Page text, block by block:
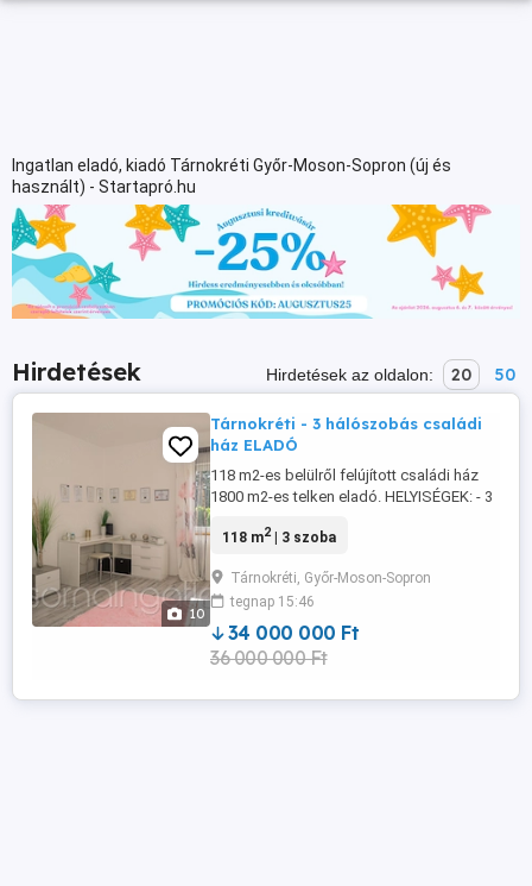
Ingatlan eladó, kiadó Tárnokréti Győr-Moson-Sopron (új és
használt) - Startapró.hu
Hirdetések Hirdetések az oldalon: 20 50
10
Tárnokréti - 3 hálószobás családi
ház ELADÓ
118 m2-es belülről felújított családi ház
1800 m2-es telken eladó. HELYISÉGEK: - 3
konyha, étkező - fürdőben zuhanyzó és
(udvarra néző, konyhából való kijárattal is)
MŰSZAKI JELLEMZŐK: - tégla építésű ház
beton alapon - cserép ...
118 m2| 3 szoba
Tárnokréti, Győr-Moson-Sopron
tegnap 15:46
34 000 000 Ft
36 000 000 Ft